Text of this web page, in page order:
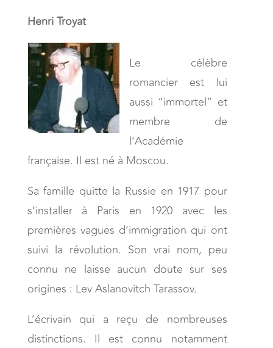
Henri Troyat
Le célèbre
romancier est lui
aussi “immortel” et
membre de
l’Académie
française. Il est né à Moscou.
Sa famille quitte la Russie en 1917 pour
s’installer à Paris en 1920 avec les
premières vagues d’immigration qui ont
suivi la révolution. Son vrai nom, peu
connu ne laisse aucun doute sur ses
origines : Lev Aslanovitch Tarassov.
L’écrivain qui a reçu de nombreuses
distinctions. Il est connu notamment